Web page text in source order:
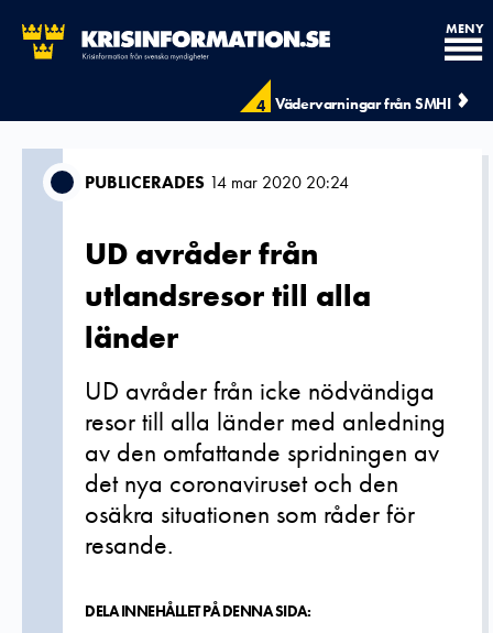
4 Vädervarningar från SMHI
MENY
PUBLICERADES 14 mar 2020 20:24
UD avråder från
utlandsresor till alla
länder
UD avråder från icke nödvändiga
resor till alla länder med anledning
av den omfattande spridningen av
det nya coronaviruset och den
osäkra situationen som råder för
resande.
DELA INNEHÅLLET PÅ DENNA SIDA: